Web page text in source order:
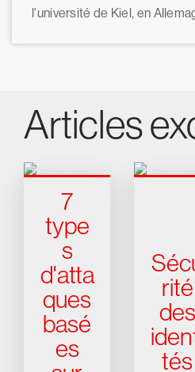
l'université de Kiel, en
Articles
7
type
s
d'atta
ques
basé
es
rité
des
tés